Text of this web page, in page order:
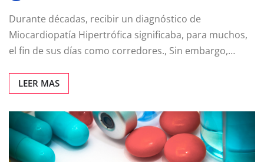
Durante décadas, recibir un diagnóstico de
Miocardiopatía Hipertrófica significaba, para muchos,
el fin de sus días como corredores., Sin embargo,…
LEER MAS